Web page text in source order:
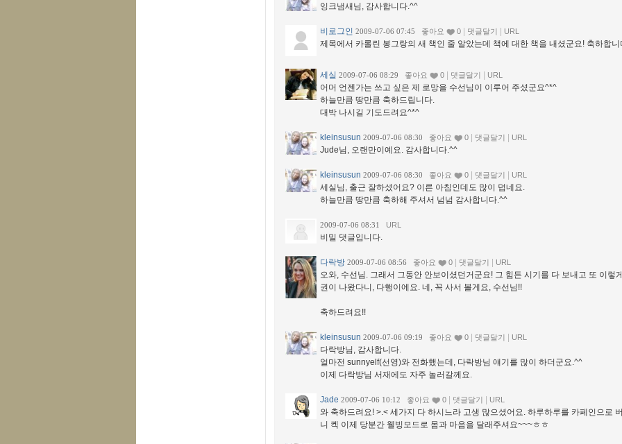
잉크냄새님, 감사합니다.^^
비로그인 2009-07-06 07:45 좋아요 0 댓글달기 URL
제목에서 카롤린 봉그랑의 새 책인 줄 알았는데 책에 대한 책을 내셨군요! 축하합니
세실 2009-07-06 08:29 좋아요 0 댓글달기 URL
어머 언젠가는 쓰고 싶은 제 로망을 수선님이 이루어 주셨군요^*^
하늘만큼 땅만큼 축하드립니다.
대박 나시길 기도드려요^*^
kleinsusun 2009-07-06 08:30 좋아요 0 댓글달기 URL
Jude님, 오랜만이예요. 감사합니다.^^
kleinsusun 2009-07-06 08:30 좋아요 0 댓글달기 URL
세실님, 출근 잘하셨어요? 이른 아침인데도 많이 덥네요.
하늘만큼 땅만큼 축하해 주셔서 넘넘 감사합니다.^^
2009-07-06 08:31 URL
비밀 댓글입니다.
다락방 2009-07-06 08:56 좋아요 0 댓글달기 URL
오와, 수선님. 그래서 그동안 안보이셨던거군요! 그 힘든 시기를 다 보내고 또 이렇
권이 나왔다니, 다행이에요. 네, 꼭 사서 볼게요, 수선님!!
축하드려요!!
kleinsusun 2009-07-06 09:19 좋아요 0 댓글달기 URL
다락방님, 감사합니다.
얼마전 sunnyelf(선영)와 전화했는데, 다락방님 얘기를 많이 하더군요.^^
이제 다락방님 서재에도 자주 놀러갈께요.
Jade 2009-07-06 10:12 좋아요 0 댓글달기 URL
와 축하드려요! >.< 세가지 다 하시느라 고생 많으셨어요. 하루하루를 카페인으로
니 켁 이제 당분간 웰빙모드로 몸과 마음을 달래주셔요~~~ㅎㅎ